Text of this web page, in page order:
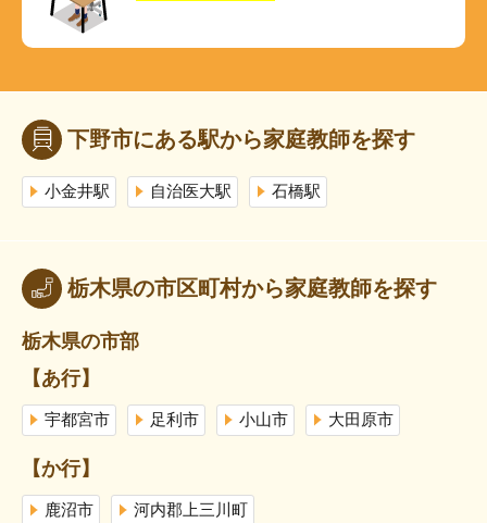
下野市にある駅から家庭教師を探す
小金井駅 自治医大駅 石橋駅
栃木県の市区町村から家庭教師を探す
栃木県の市部
【あ行】
宇都宮市 足利市 小山市 大田原市
【か行】
鹿沼市 河内郡上三川町